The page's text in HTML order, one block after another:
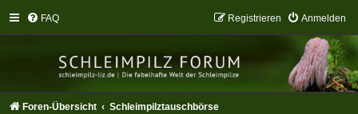
FAQ Anmelden
Registrieren
Foren-Übersicht Schleimpilztauschbörse